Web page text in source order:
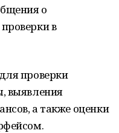
о
в
проверки
выявления
а также оценки